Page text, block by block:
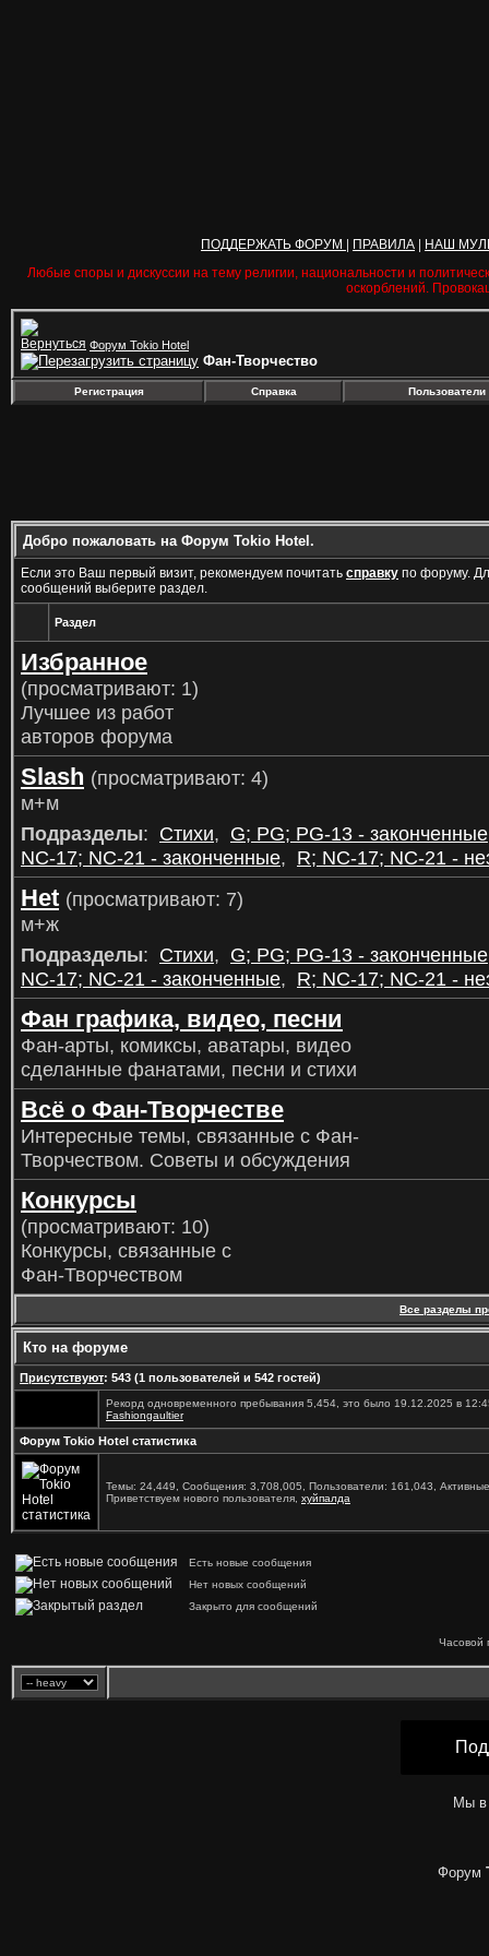
ПОДДЕРЖАТЬ ФОРУМ ПРАВИЛА
НАШ
Любые споры и дискуссии на тему религии, национальности и
оскорблений.
Форум Tokio Hotel
Фан-Творчество
Регистрация Справка Пользователи
Добро пожаловать на Форум Tokio Hotel.
Если это Ваш первый визит, рекомендуем почитать справку по форуму.
сообщений выберите раздел.
Раздел
Избранное
(просматривают: 1)
Лучшее из работ
авторов форума
Slash (просматривают: 4)
м+м
Подразделы: Стихи, G; PG; PG-13 - законченные
NC-17; NC-21 - законченные, R; NC-17; NC-21 -
Het (просматривают: 7)
м+ж
Подразделы: Стихи, G; PG; PG-13 - законченные
NC-17; NC-21 - законченные, R; NC-17; NC-21 -
Фан графика, видео, песни
Фан-арты, комиксы, аватары, видео
сделанные фанатами, песни и стихи
Всё о Фан-Творчестве
Интересные темы, связанные с Фан-
Творчеством. Советы и обсуждения
Конкурсы
(просматривают: 10)
Конкурсы, связанные с
Фан-Творчеством
Все разделы
Кто на форуме
Присутствуют: 543 (1 пользователей и 542 гостей)
Рекорд одновременного пребывания 5,454, это было 19.12.2025 в
Fashiongaultier
Форум Tokio Hotel статистика
Темы: 24,449, Сообщения: 3,708,005, Пользователи: 161,043,
Приветствуем нового пользователя, хуйпалда
Есть новые сообщения
Нет новых сообщений
Закрыто для сообщений
Часовой
Мы в
Форум